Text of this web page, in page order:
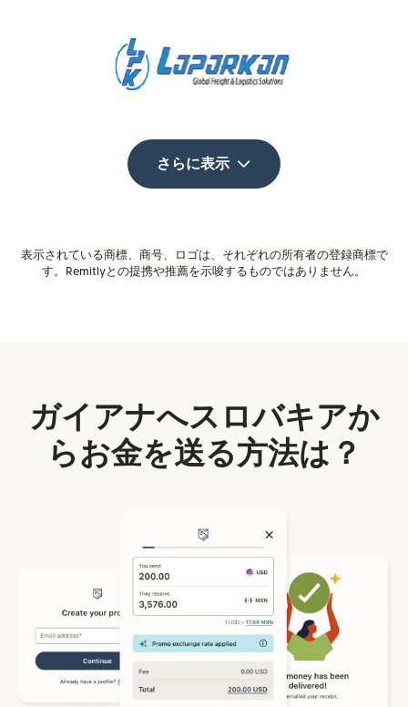
さらに表示
表示されている商標、商号、ロゴは、それぞれの所有者の登録商標で
す。Remitlyとの提携や推薦を示唆するものではありません。
ガイアナへスロバキアか
らお金を送る方法は？